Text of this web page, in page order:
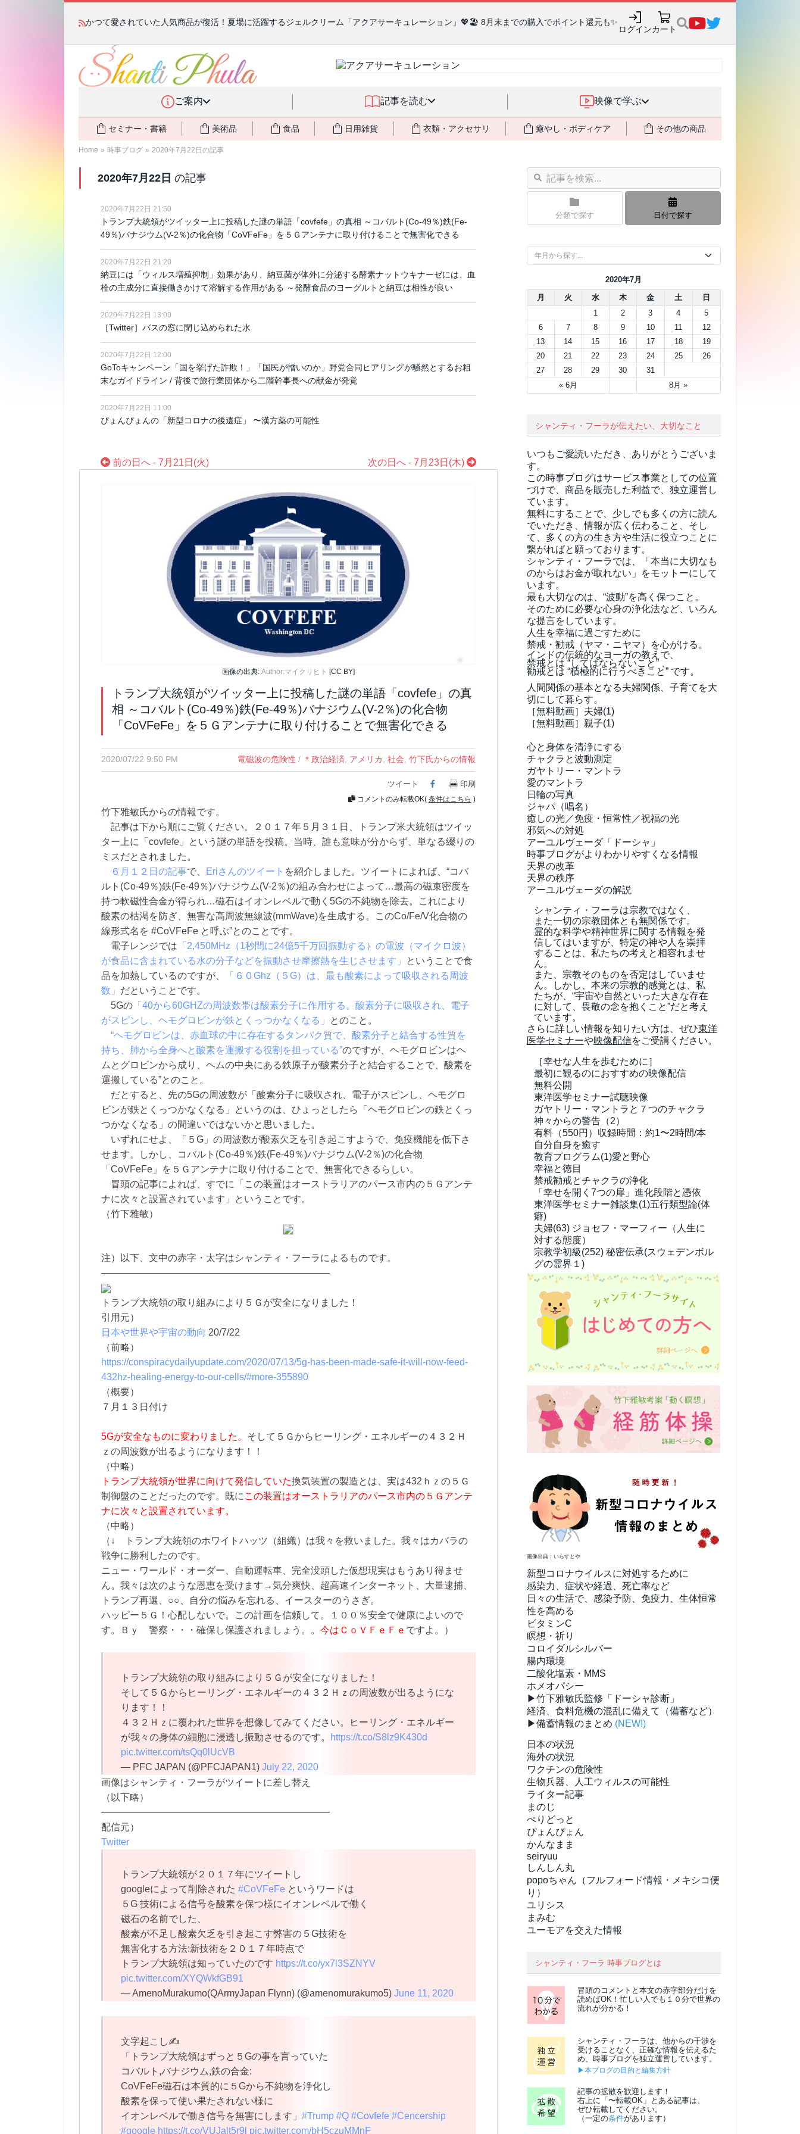
かつて愛されていた人気商品が復活！夏場に活躍するジェルクリーム「アクアサーキュレーション」💖🏖️ 8月末までの購入でポイント還元も✨
ログインカート
ご案内 記事を読む 映像で学ぶ
セミナー・書籍 美術品 食品 日用雑貨 衣類・アクセサリ 癒やし・ボディケア その他の商品
Home » 時事ブログ » 2020年7月22日の記事
2020年7月22日 の記事
2020年7月22日 21:50
トランプ大統領がツイッター上に投稿した謎の単語「covfefe」の真相 ～コバルト(Co-49％)鉄(Fe-
49％)バナジウム(V-2％)の化合物「CoVFeFe」を５Ｇアンテナに取り付けることで無害化できる
2020年7月22日 21:20
納豆には「ウィルス増殖抑制」効果があり、納豆菌が体外に分泌する酵素ナットウキナーゼには、血
栓の主成分に直接働きかけて溶解する作用がある ～発酵食品のヨーグルトと納豆は相性が良い
2020年7月22日 13:00
［Twitter］バスの窓に閉じ込められた水
2020年7月22日 12:00
GoToキャンペーン「国を挙げた詐欺！」「国民が憎いのか」野党合同ヒアリングが騒然とするお粗
末なガイドライン / 背後で旅行業団体から二階幹事長への献金が発覚
2020年7月22日 11:00
ぴょんぴょんの「新型コロナの後遺症」 〜漢方薬の可能性
前の日へ - 7月21日(火) 次の日へ - 7月23日(木)
画像の出典: Author:マイクリヒト [CC BY]
トランプ大統領がツイッター上に投稿した謎の単語「covfefe」の真
相 ～コバルト(Co-49％)鉄(Fe-49％)バナジウム(V-2％)の化合物
「CoVFeFe」を５Ｇアンテナに取り付けることで無害化できる
2020/07/22 9:50 PM 電磁波の危険性 / ＊政治経済 アメリカ 社会 竹下氏からの情報
ツイート Facebook
印刷
コメントのみ転載OK( 条件はこちら )
竹下雅敏氏からの情報です。
記事は下から順にご覧ください。２０１７年５月３１日、トランプ米大統領はツイッ
ター上に「covfefe」という謎の単語を投稿。当時、誰も意味が分からず、単なる綴りの
ミスだとされました。
６月１２日の記事で、 Eriさんのツイート を紹介しました。ツイートによれば、“コバ
ルト(Co-49％)鉄(Fe-49％)バナジウム(V-2％)の組み合わせによって…最高の磁束密度を
持つ軟磁性合金が得られ…磁石はイオンレベルで動く5Gの不純物を除去。これにより
酸素の枯渇を防ぎ、無害な高周波無線波(mmWave)を生成する。このCo/Fe/V化合物の
線形式名を #CoVFeFe と呼ぶ”とのことです。
電子レンジでは 「2,450MHz（1秒間に24億5千万回振動する）の電波（マイクロ波）
が食品に含まれている水の分子などを振動させ摩擦熱を生じさせます」
ということで食
品を加熱しているのですが、
「６０Ghz（５G）は、最も酸素によって吸収される周波
数」 だということです。
5Gの 「40から60GHZの周波数帯は酸素分子に作用する。酸素分子に吸収され、電子
がスピンし、ヘモグロビンが鉄とくっつかなくなる」
とのこと。
“ヘモグロビンは、赤血球の中に存在するタンパク質で、酸素分子と結合する性質を
持ち、肺から全身へと酸素を運搬する役割を担っている”のですが、ヘモグロビンはヘ
ムとグロビンから成り、ヘムの中央にある鉄原子が酸素分子と結合することで、酸素を
運搬している”とのこと。
だとすると、先の5Gの周波数が「酸素分子に吸収され、電子がスピンし、ヘモグロ
ビンが鉄とくっつかなくなる」というのは、ひょっとしたら「ヘモグロビンの鉄とくっ
つかなくなる」の間違いではないかと思いました。
いずれにせよ、「５G」の周波数が酸素欠乏を引き起こすようで、免疫機能を低下さ
せます。しかし、コバルト(Co-49％)鉄(Fe-49％)バナジウム(V-2％)の化合物
「CoVFeFe」を５Ｇアンテナに取り付けることで、無害化できるらしい。
冒頭の記事によれば、すでに「この装置はオーストラリアのパース市内の５Ｇアンテ
ナに次々と設置されています」ということです。
（竹下雅敏）
注）以下、文中の赤字・太字はシャンティ・フーラによるものです。
————————————————————————
トランプ大統領の取り組みにより５Ｇが安全になりました！
引用元）
日本や世界や宇宙の動向 20/7/22
（前略）
https://conspiracydailyupdate.com/2020/07/13/5g-has-been-made-safe-it-will-now-feed-
432hz-healing-energy-to-our-cells/#more-355890
（概要）
７月１３日付け
5Gが安全なものに変わりました。 そして５Ｇからヒーリング・エネルギーの４３２Ｈ
ｚの周波数が出るようになります！！
（中略）
トランプ大統領が世界に向けて発信していた換気装置の製造とは、実は432ｈｚの５Ｇ
制御盤のことだったのです。既に この装置はオーストラリアのパース市内の５Ｇアンテ
ナに次々と設置されています。
（中略）
（↓ トランプ大統領のホワイトハッツ（組織）は我々を救いました。我々はカバラの
戦争に勝利したのです。
ニュー・ワールド・オーダー、自動運転車、完全没頭した仮想現実はもうあり得ませ
ん。我々は次のような恩恵を受けます→気分爽快、超高速インターネット、大量逮捕、
トランプ再選、○○、自分の悩みを忘れる、イースターのうさぎ。
ハッピー５Ｇ！心配しないで。この計画を信頼して。１００％安全で健康によいので
す。Ｂｙ 警察・・・確保し保護されましょう。。 今はＣｏＶＦｅＦｅ ですよ。）
トランプ大統領の取り組みにより５Ｇが安全になりました！
そして５Ｇからヒーリング・エネルギーの４３２Ｈｚの周波数が出るようにな
ります！！
４３２Ｈｚに覆われた世界を想像してみてください。ヒーリング・エネルギー
が我々の身体の細胞に浸透し振動させるのです。
https://t.co/S8lz9K430d
pic.twitter.com/tsQq0lUcVB
— PFC JAPAN (@PFCJAPAN1) July 22, 2020
画像はシャンティ・フーラがツイートに差し替え
（以下略）
————————————————————————
配信元）
Twitter
トランプ大統領が２０１７年にツイートし
googleによって削除された #CoVFeFeというワードは
５G 技術による信号を酸素を保つ様にイオンレベルで働く
磁石の名前でした、
酸素が不足し酸素欠乏を引き起こす弊害の５G技術を
無害化する方法:新技術を２０１７年時点で
トランプ大統領は知っていたのです https://t.co/yx7l3SZNYV
pic.twitter.com/XYQWkfGB91
— AmenoMurakumo(QArmyJapan Flynn) (@amenomurakumo5) June 11, 2020
文字起こし✍️
「トランプ大統領はずっと５Gの事を言っていた
コバルト,バナジウム,鉄の合金:
CoVFeFe磁石は本質的に５Gから不純物を浄化し
酸素を保って使い果たされない様に
イオンレベルで働き信号を無害にします」 #Trump #Q #Covfefe #Cencership
#google https://t.co/VUJalt5r9l pic.twitter.com/bH5czuMMnF
分類で探す 日付で探す
2020年7月
月
火 水 木 金 土 日
« 6月 8月 »
1 2 3 4
5
6
7 8 9 10 11
12
13
14 15 16 17 18
19
20
21 22 23 24 25
26
27
28 29 30 31
シャンティ・フーラが伝えたい、大切なこと
いつもご愛読いただき、ありがとうございま
す。
この時事ブログはサービス事業としての位置
づけで、商品を販売した利益で、独立運営し
ています。
無料にすることで、少しでも多くの方に読ん
でいただき、情報が広く伝わること、そし
て、 多くの方の生き方や生活に役立つことに
繋がればと願っております。
シャンティ・フーラでは、「本当に大切なも
のからはお金が取れない」をモットーにして
います。
最も大切なのは、“波動”を高く保つこと。
そのために必要な心身の浄化法など、いろん
な提言をしています。
人生を幸福に過ごすために
禁戒・勧戒（ヤマ・ニヤマ）を心がける。
インドの伝統的なヨーガの教えで、
禁戒とは “してはならないこと” 、
勧戒とは “積極的に行うべきこと” です。
人間関係の基本となる夫婦関係、子育てを大
切にして暮らす。
［無料動画］夫婦(1)
［無料動画］親子(1)
心と身体を清浄にする
チャクラと波動測定
ガヤトリー・マントラ
愛のマントラ
日輪の写真
ジャパ（唱名）
癒しの光／免疫・恒常性／祝福の光
邪気への対処
アーユルヴェーダ「ドーシャ」
時事ブログがよりわかりやすくなる情報
天界の改革
天界の秩序
アーユルヴェーダの解説
シャンティ・フーラは宗教ではなく、
また一切の宗教団体とも無関係です。
霊的な科学や精神世界に関する情報を発
信してはいますが、特定の神や人を崇拝
することは、私たちの考えと相容れませ
ん。
また、宗教そのものを否定はしていませ
ん。しかし、本来の宗教的感覚とは、私
たちが、“宇宙や自然といった大きな存在
に対して、畏敬の念を抱くこと”だと考え
ています。
さらに詳しい情報を知りたい方は、ぜひ東洋
医学セミナーや映像配信をご受講ください。
［幸せな人生を歩むために］
最初に観るのにおすすめの映像配信
無料公開
東洋医学セミナー試聴映像
ガヤトリー・マントラと７つのチャクラ
神々からの警告（2）
有料（550円） 収録時間：約1〜2時間/本
自分自身を癒す
教育プログラム(1)愛と野心
幸福と徳目
禁戒勧戒とチャクラの浄化
「幸せを開く7つの扉」進化段階と憑依
東洋医学セミナー雑談集(1)五行類型論(体
癖)
夫婦(63) ジョセフ・マーフィー（人生に
対する態度）
宗教学初級(252) 秘密伝承(スウェデンボル
グの霊界１)
画像出典：いらすとや
新型コロナウイルスに対処するために
感染力、症状や経過、死亡率など
日々の生活で、感染予防、免疫力、生体恒常
性を高める
ビタミンC
瞑想・祈り
コロイダルシルバー
腸内環境
二酸化塩素・MMS
ホメオパシー
▶竹下雅敏氏監修「ドーシャ診断」
経済、食料危機の混乱に備えて（備蓄など）
▶備蓄情報のまとめ (NEW!)
日本の状況
海外の状況
ワクチンの危険性
生物兵器、人工ウィルスの可能性
ライター記事
まのじ
ぺりどっと
ぴょんぴょん
かんなまま
seiryuu
しんしん丸
popoちゃん（フルフォード情報・メキシコ便
り）
ユリシス
まみむ
ユーモアを交えた情報
シャンティ・フーラ 時事ブログとは
冒頭のコメントと本文の赤字部分だけを
読めばOK！忙しい人でも１０分で世界の
流れが分かる！
シャンティ・フーラは、他からの干渉を
受けることなく、正確な情報を伝えるた
め、時事ブログを独立運営しています。
▶本ブログの目的と編集方針
記事の拡散を歓迎します！
右上に「〜転載OK」とある記事は、
ぜひ転載してください。
（一定の条件があります）